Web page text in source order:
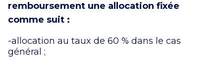
remboursement une allocation fixée
comme suit :
-allocation au taux de 60 % dans le cas
général ;